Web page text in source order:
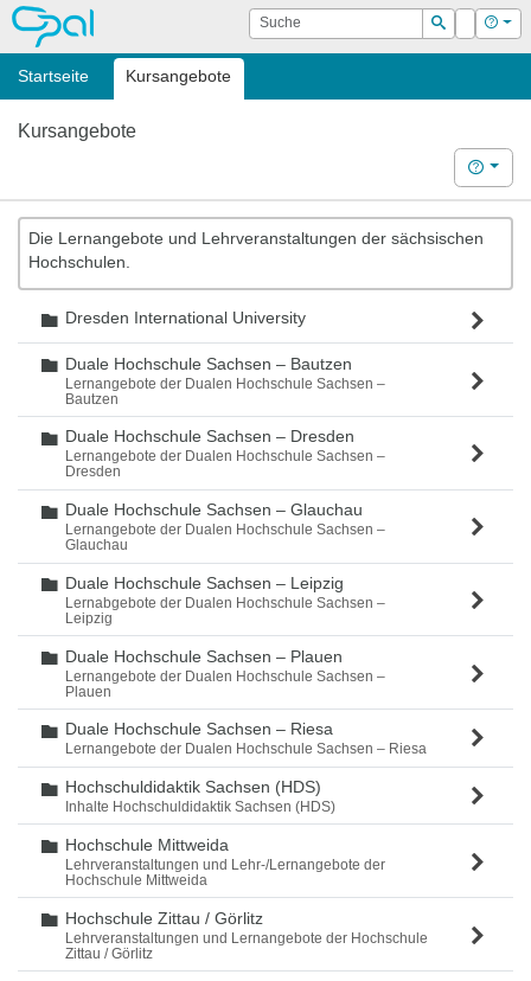
OPAL Suche
Suchen
Login Hilfe
Startseite Kursangebote
Kursangebote
Hilfe
Die Lernangebote und Lehrveranstaltungen der sächsischen
Hochschulen.
Ordner
Dresden International University
Ordner
Duale Hochschule Sachsen – Bautzen
Lernangebote der Dualen Hochschule Sachsen –
Bautzen
Ordner
Duale Hochschule Sachsen – Dresden
Lernangebote der Dualen Hochschule Sachsen –
Dresden
Ordner
Duale Hochschule Sachsen – Glauchau
Lernangebote der Dualen Hochschule Sachsen –
Glauchau
Ordner
Duale Hochschule Sachsen – Leipzig
Lernabgebote der Dualen Hochschule Sachsen –
Leipzig
Ordner
Duale Hochschule Sachsen – Plauen
Lernangebote der Dualen Hochschule Sachsen –
Plauen
Ordner
Duale Hochschule Sachsen – Riesa
Lernangebote der Dualen Hochschule Sachsen – Riesa
Ordner
Hochschuldidaktik Sachsen (HDS)
Inhalte Hochschuldidaktik Sachsen (HDS)
Ordner
Hochschule Mittweida
Lehrveranstaltungen und Lehr-/Lernangebote der
Hochschule Mittweida
Ordner
Hochschule Zittau / Görlitz
Lehrveranstaltungen und Lernangebote der Hochschule
Zittau / Görlitz